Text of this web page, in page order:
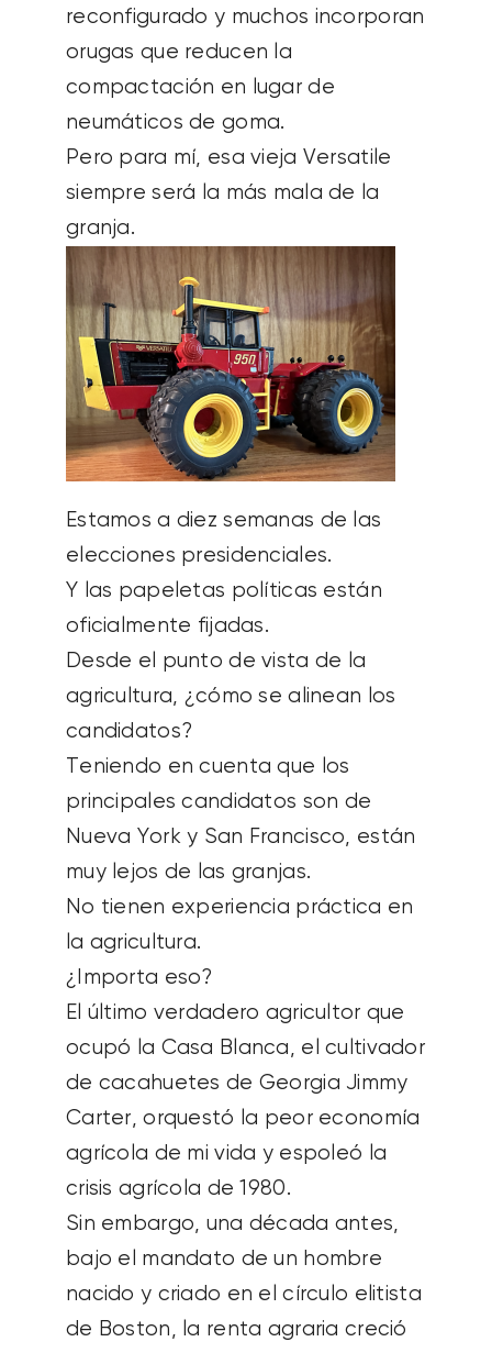
reconfigurado y muchos incorporan
orugas que reducen la
compactación en lugar de
neumáticos de goma.
Pero para mí, esa vieja Versatile
siempre será la más mala de la
granja.
Estamos a diez semanas de las
elecciones presidenciales.
Y las papeletas políticas están
oficialmente fijadas.
Desde el punto de vista de la
agricultura, ¿cómo se alinean los
candidatos?
Teniendo en cuenta que los
principales candidatos son de
Nueva York y San Francisco, están
muy lejos de las granjas.
No tienen experiencia práctica en
la agricultura.
¿Importa eso?
El último verdadero agricultor que
ocupó la Casa Blanca, el cultivador
de cacahuetes de Georgia Jimmy
Carter, orquestó la peor economía
agrícola de mi vida y espoleó la
crisis agrícola de 1980.
Sin embargo, una década antes,
bajo el mandato de un hombre
nacido y criado en el círculo elitista
de Boston, la renta agraria creció